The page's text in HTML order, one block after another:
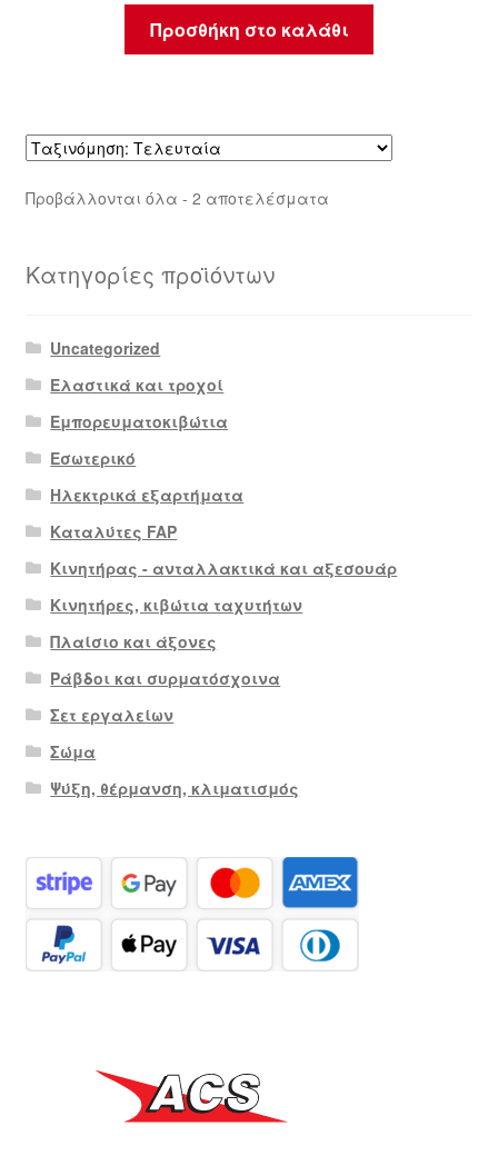
Προσθήκη στο καλάθι
Προβάλλονται όλα - 2 αποτελέσματαSorted
Κατηγορίες προϊόντων
Uncategorized
Ελαστικά και τροχοί
Εμπορευματοκιβώτια
Εσωτερικό
Ηλεκτρικά εξαρτήματα
Καταλύτες FAP
Κινητήρας - ανταλλακτικά και αξεσουάρ
Κινητήρες, κιβώτια ταχυτήτων
Πλαίσιο και άξονες
Ράβδοι και συρματόσχοινα
Σετ εργαλείων
Σώμα
Ψύξη, θέρμανση, κλιματισμός